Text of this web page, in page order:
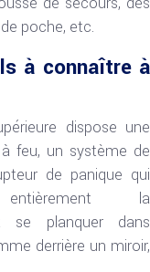
poche, etc.
à connaître à
dispose une
feu, un système de
de panique qui
la
se planquer dans
derrière un miroir,